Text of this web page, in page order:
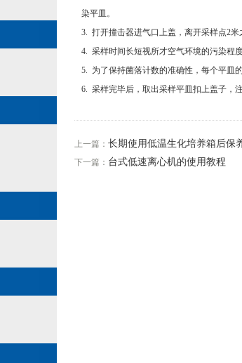
染平皿。
3. 打开撞击器进气口上盖，离开采样点2
4. 采样时间长短视所才空气环境的污染程
5. 为了保持菌落计数的准确性，每个平皿
6. 采样完毕后，取出采样平皿扣上盖子，
上一篇： 长期使用低温生化培养箱后保
下一篇： 台式低速离心机的使用教程